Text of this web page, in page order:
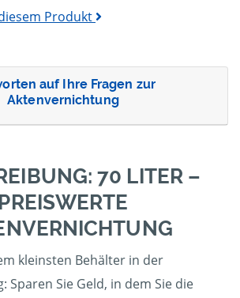
Produkt
auf Ihre Fragen zur
Aktenvernichtung
70 LITER –
PREISWERTE
kleinsten Behälter in der
Sparen Sie Geld, in dem Sie die